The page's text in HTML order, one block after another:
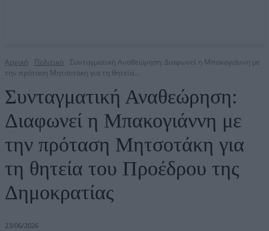
Αρχική Πολιτική
Συνταγματική Αναθεώρηση: Διαφωνεί η Μπακογιάννη με
την πρόταση Μητσοτάκη για τη θητεία...
Συνταγματική Αναθεώρηση:
Διαφωνεί η Μπακογιάννη με
την πρόταση Μητσοτάκη για
τη θητεία του Προέδρου της
Δημοκρατίας
23/06/2026